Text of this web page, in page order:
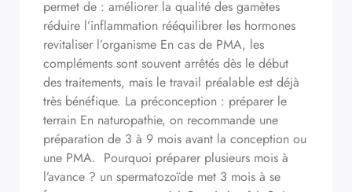
permet de : améliorer la qualité des gamètes
réduire l’inflammation rééquilibrer les hormones
revitaliser l’organisme En cas de PMA, les
compléments sont souvent arrêtés dès le début
des traitements, mais le travail préalable est déjà
très bénéfique. La préconception : préparer le
terrain En naturopathie, on recommande une
préparation de 3 à 9 mois avant la conception ou
une PMA. Pourquoi préparer plusieurs mois à
l’avance ? un spermatozoïde met 3 mois à se